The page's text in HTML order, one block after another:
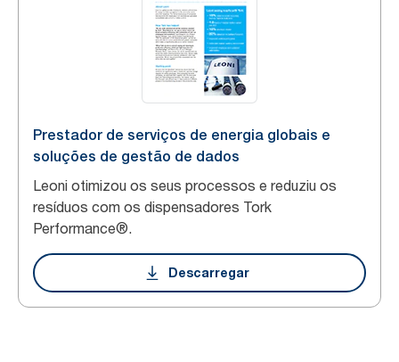
Prestador de serviços de energia globais e
soluções de gestão de dados
Leoni otimizou os seus processos e reduziu os
resíduos com os dispensadores Tork
Performance®.
Descarregar